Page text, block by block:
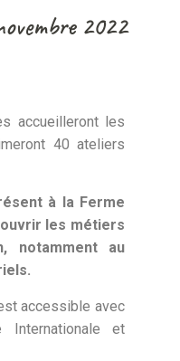
2022
accueilleront les
40 ateliers
à la Ferme
les métiers
notamment au
accessible avec
et